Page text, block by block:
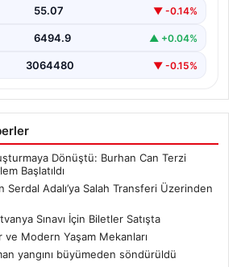
55.07 ▼ -0.14%
6494.9 ▲ +0.04%
3064480 ▼ -0.15%
Dönüştü: Burhan Can Terzi
Başlatıldı
Serdal Adalı’ya Salah Transferi Üzerinden
Sınavı İçin Biletler Satışta
Modern Yaşam Mekanları
yangını büyümeden söndürüldü